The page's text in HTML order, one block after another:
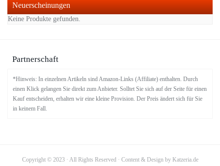
Neuerscheinungen
Keine Produkte gefunden.
Partnerschaft
*Hinweis: In einzelnen Artikeln sind Amazon-Links (Affiliate) enthalten. Durch
einen Klick gelangen Sie direkt zum Anbieter. Solltet Sie sich auf der Seite für einen
Kauf entscheiden, erhalten wir eine kleine Provision. Der Preis ändert sich für Sie
in keinem Fall.
Copyright © 2023 · All Rights Reserved · Content & Design by Katzeria.de